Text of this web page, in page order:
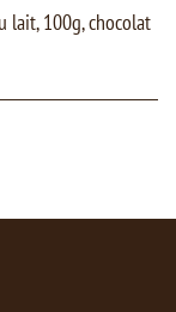
lait, 100g, chocolat